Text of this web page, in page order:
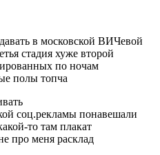
в московской ВИЧевой
стадия хуже второй
по ночам
полы топча
соц.рекламы понавешали
то там плакат
про меня расклад